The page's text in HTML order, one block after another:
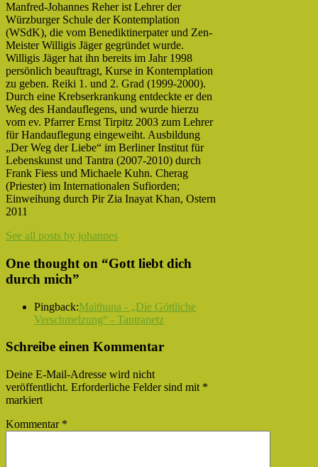
Manfred-Johannes Reher ist Lehrer der
Würzburger Schule der Kontemplation
(WSdK), die vom Benediktinerpater und Zen-
Meister Willigis Jäger gegründet wurde.
Willigis Jäger hat ihn bereits im Jahr 1998
persönlich beauftragt, Kurse in Kontemplation
zu geben. Reiki 1. und 2. Grad (1999-2000).
Durch eine Krebserkrankung entdeckte er den
Weg des Handauflegens, und wurde hierzu
vom ev. Pfarrer Ernst Tirpitz 2003 zum Lehrer
für Handauflegung eingeweiht. Ausbildung
„Der Weg der Liebe“ im Berliner Institut für
Lebenskunst und Tantra (2007-2010) durch
Frank Fiess und Michaele Kuhn. Cherag
(Priester) im Internationalen Sufiorden;
Einweihung durch Pir Zia Inayat Khan, Ostern
2011
See all posts by johannes
One thought on “Gott liebt dich
durch mich”
Pingback:Maithuna - „Die Göttliche
Verschmelzung“ - Tantranetz
Schreibe einen Kommentar
Deine E-Mail-Adresse wird nicht
veröffentlicht. Erforderliche Felder sind mit *
markiert
Kommentar *